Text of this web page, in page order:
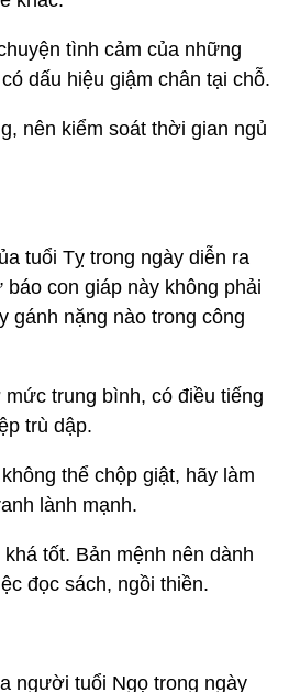
tình cảm của những
dấu hiệu giậm chân tại chỗ.
nên kiểm soát thời gian ngủ
tuổi Tỵ trong ngày diễn ra
con giáp này không phải
gánh nặng nào trong công
trung bình, có điều tiếng
trù dập.
thể chộp giật, hãy làm
lành mạnh.
tốt. Bản mệnh nên dành
đọc sách, ngồi thiền.
người tuổi Ngọ trong ngày